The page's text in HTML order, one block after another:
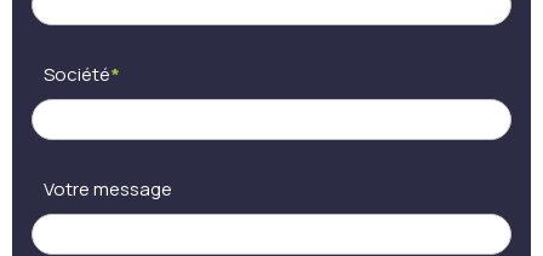
Société*
Votre message